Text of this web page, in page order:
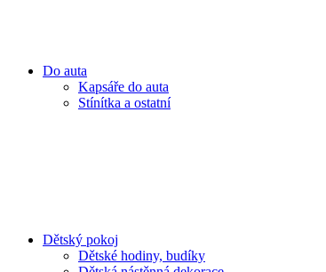
Do auta
Kapsáře do auta
Stínítka a ostatní
Dětský pokoj
Dětské hodiny, budíky